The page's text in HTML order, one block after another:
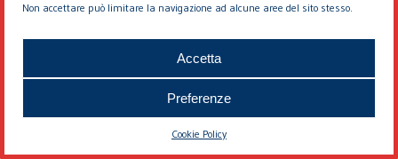
Non accettare può limitare la navigazione ad alcune aree del sito stesso.
Accetta
Preferenze
Cookie Policy
devastante quello che sta accadendo, c'è poco
da essere fieri a dirsi italiani in questa Italia. E
un po’ di stanchezza inizia a fare capolino
superata la boa della metà del viaggio. In fondo
normale, che abbia rispetto di se e dei suoi